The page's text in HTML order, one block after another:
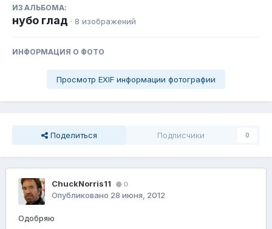
ИЗ АЛЬБОМА:
нубо глад · 8 изображений
ИНФОРМАЦИЯ О ФОТО
Просмотр EXIF информации фотографии
Поделиться Подписчики 0
ChuckNorris11 0
Опубликовано 28 июня, 2012
Одобряю